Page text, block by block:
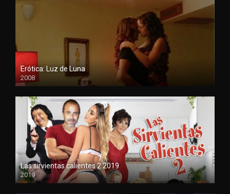
Erótica: Luz de Luna
2008
720
Las sirvientas calientes 2 2019
2019
720